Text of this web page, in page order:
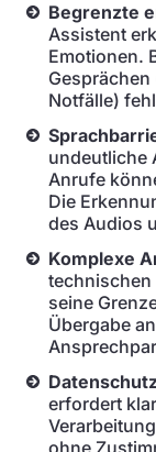
Begrenzte
Assistent
Emotionen.
Notfälle)
undeutliche
Anrufe
Die
des Audios
Komplexe
technischen
seine
Übergabe
erfordert
ohne